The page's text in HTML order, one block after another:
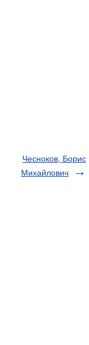
Чесноков, Борис
Михайлович